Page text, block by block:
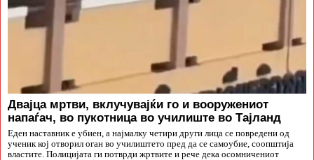
Двајца мртви, вклучувајќи го и вооружениот
напаѓач, во пукотница во училиште во Тајланд
Еден наставник е убиен, а најмалку четири други лица се повредени од
ученик кој отворил оган во училиштето пред да се самоубие, соопштија
властите. Полицијата ги потврди жртвите и рече дека осомничениот